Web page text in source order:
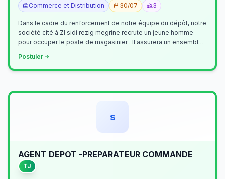
Commerce et Distribution
30/07 3
Dans le cadre du renforcement de notre équipe du dépôt, notre
société cité à ZI sidi rezig megrine recrute un jeune homme
pour occuper le poste de magasinier . Il assurera un ensemble
Postuler
s
AGENT DEPOT -PREPARATEUR COMMANDE
TJ